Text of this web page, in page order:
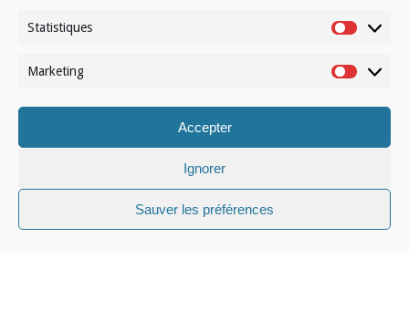
Statistiques
Marketing
Accepter
Ignorer
Sauver les préférences
Contactez-nous
Choisissez votre formule d’abonnement